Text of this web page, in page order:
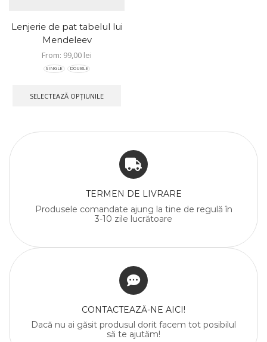
Lenjerie de pat tabelul lui
Mendeleev
From: 99,00 lei
SINGLE DOUBLE
SELECTEAZĂ OPȚIUNILE
TERMEN DE LIVRARE
Produsele comandate ajung la tine de regulă în
3-10 zile lucrătoare
CONTACTEAZĂ-NE AICI!
Dacă nu ai găsit produsul dorit facem tot posibilul
să te ajutăm!